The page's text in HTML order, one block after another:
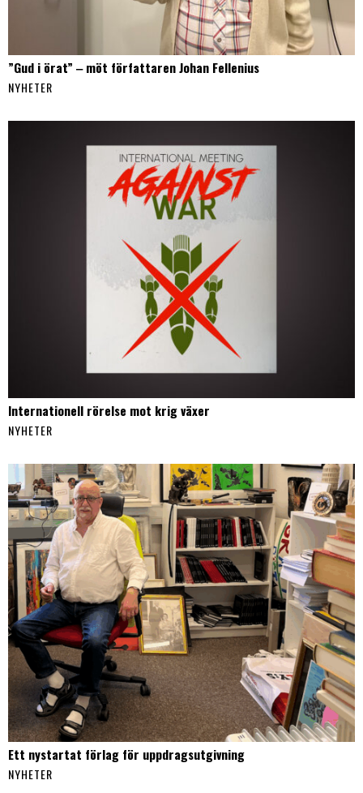
”Gud i örat” ‒ möt författaren Johan Fellenius
NYHETER
Internationell rörelse mot krig växer
NYHETER
Ett nystartat förlag för uppdragsutgivning
NYHETER